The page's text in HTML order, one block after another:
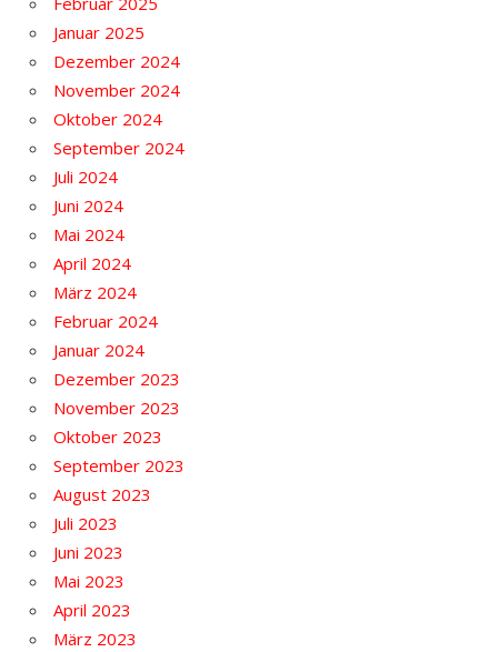
Januar 2025
Dezember 2024
November 2024
Oktober 2024
September 2024
Juli 2024
Juni 2024
Mai 2024
April 2024
März 2024
Februar 2024
Januar 2024
Dezember 2023
November 2023
Oktober 2023
September 2023
August 2023
Juli 2023
Juni 2023
Mai 2023
April 2023
März 2023